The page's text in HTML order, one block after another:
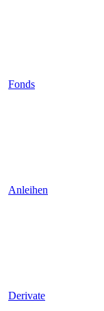
Fonds
Anleihen
Derivate